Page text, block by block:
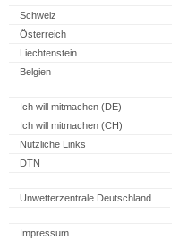
Schweiz
Österreich
Liechtenstein
Belgien
Ich will mitmachen (DE)
Ich will mitmachen (CH)
Nützliche Links
DTN
Unwetterzentrale Deutschland
Impressum